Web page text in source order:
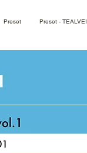
Preset Preset -